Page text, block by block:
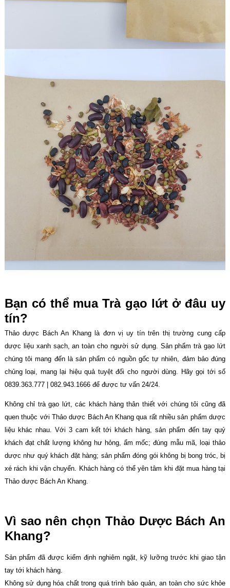
Bạn có thể mua Trà gạo lứt ở đâu uy
tín?
Thảo dược Bách An Khang là đơn vị uy tín trên thị trường cung cấp
dược liệu xanh sạch, an toàn cho người sử dụng. Sản phẩm trà gạo lứt
chúng tôi mang đến là sản phẩm có nguồn gốc tự nhiên, đảm bảo đúng
chủng loại, mang lại hiệu quả tuyệt đối cho người dùng. Hãy gọi tới số
0839.363.777 | 082.943.1666 để được tư vấn 24/24.
Không chỉ trà gạo lứt, các khách hàng thân thiết với chúng tôi cũng đã
quen thuộc với Thảo dược Bách An Khang qua rất nhiều sản phẩm dược
liệu khác nhau. Với 3 cam kết tới khách hàng, sản phẩm đến tay quý
khách đạt chất lượng không hư hỏng, ẩm mốc; đúng mẫu mã, loại thảo
dược như quý khách đặt hàng; sản phẩm đóng gói không bị bong tróc, bị
xé rách khi vận chuyển. Khách hàng có thể yên tâm khi đặt mua hàng tại
Thảo dược Bách An Khang.
Vì sao nên chọn Thảo Dược Bách An
Khang?
Sản phẩm đã được kiểm định nghiêm ngặt, kỹ lưỡng trước khi giao tận
tay tới khách hàng.
Không sử dụng hóa chất trong quá trình bảo quản, an toàn cho sức khỏe